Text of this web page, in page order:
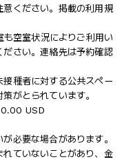
ください。掲載の利用規
空室状況によりご利用い
さい。連絡先は予約確認
種者に対する公共スペー
がとられています。
USD
必要な場合があります。
ていないことがあり、金